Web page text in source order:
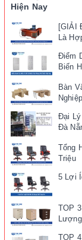
Hiện Nay
[GIẢI
Là
Điểm
Biến
Bàn
Đại Lý
Đà
Tổng
Triệu
5 Lợi
TOP
Lượng
TOP